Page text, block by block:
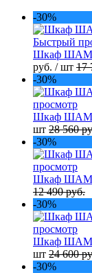
-30%
Быстрый
Шкаф ШАМ
руб. / шт 17
-30%
просмотр
Шкаф ШАМ
шт 28 560
-30%
просмотр
Шкаф ШАМ
12 490 руб.
-30%
просмотр
Шкаф ШАМ
шт 24 600
-30%